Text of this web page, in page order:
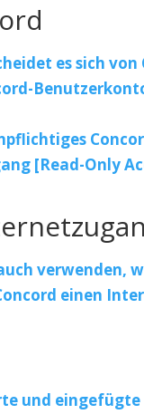
es sich von
[Read-Only
verwenden,
einen
und